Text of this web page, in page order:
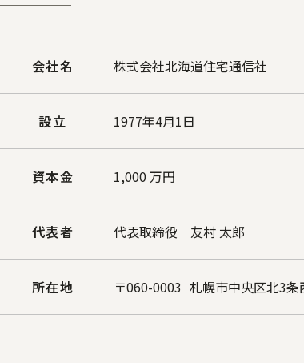
会社名 株式会社北海道住宅通信社
設立 1977年4月1日
資本金 1,000 万円
代表者 代表取締役 友村 太郎
所在地 〒060-0003 札幌市中央区北3